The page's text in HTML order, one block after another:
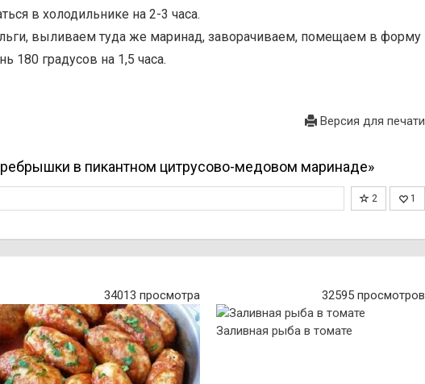
в холодильнике на 2-3 часа.
выливаем туда же маринад, заворачиваем, помещаем в форму
180 градусов на 1,5 часа.
Версия для печати
в пикантном цитрусово-медовом маринаде»
2 1
34013 просмотра 32595 просмотров
Заливная рыба в томате